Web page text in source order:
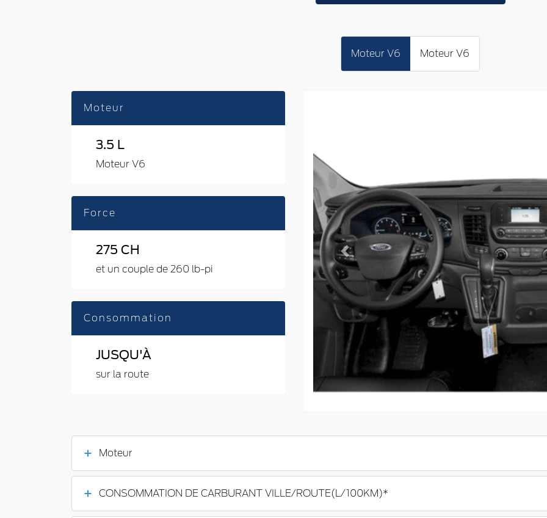
Moteur V6 Moteur V6
Moteur
3.5 L
Moteur V6
Force
275 CH
et un couple de 260 lb-pi
Consommation
JUSQU'À
sur la route
Previous
Moteur
CONSOMMATION DE CARBURANT VILLE/ROUTE(L/100KM)*